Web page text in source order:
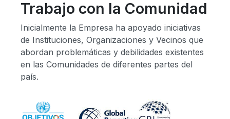
Trabajo con la Comunidad
Inicialmente la Empresa ha apoyado iniciativas
de Instituciones, Organizaciones y Vecinos que
abordan problemáticas y debilidades existentes
en las Comunidades de diferentes partes del
país.